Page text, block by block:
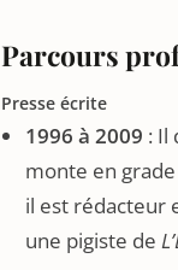
Parcours
Presse écrite
1996 à 2009 : Il
monte en
il est rédacteur
une pigiste de